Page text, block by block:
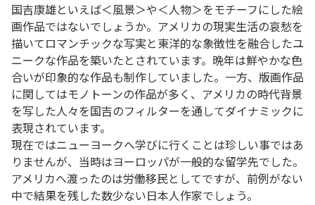
国吉康雄といえば＜風景＞や＜人物＞をモチーフにした絵
画作品ではないでしょうか。アメリカの現実生活の哀愁を
描いてロマンチックな写実と東洋的な象徴性を融合したユ
ニークな作品を築いたとされています。晩年は鮮やかな色
合いが印象的な作品も制作していました。一方、版画作品
に関してはモノトーンの作品が多く、アメリカの時代背景
を写した人々を国吉のフィルターを通してダイナミックに
表現されています。
現在ではニューヨークへ学びに行くことは珍しい事ではあ
りませんが、当時はヨーロッパが一般的な留学先でした。
アメリカへ渡ったのは労働移民としてですが、前例がない
中で結果を残した数少ない日本人作家でしょう。